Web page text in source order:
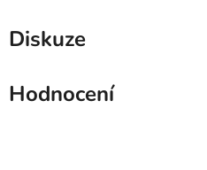
Diskuze
Hodnocení